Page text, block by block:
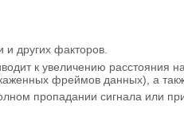
других факторов.
к увеличению
фреймов данных), а
пропадании сигнала или